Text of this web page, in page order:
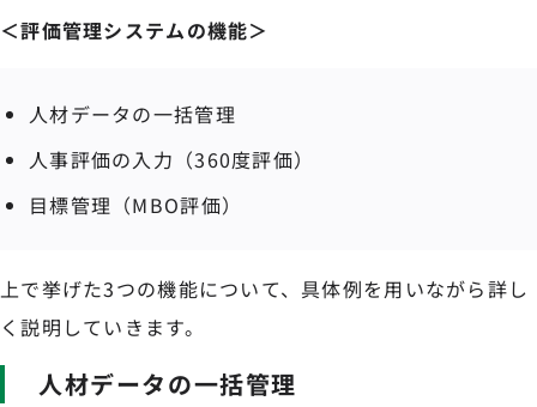
＜評価管理システムの機能＞
人材データの一括管理
人事評価の入力（360度評価）
目標管理（MBO評価）
上で挙げた3つの機能について、具体例を用いながら詳し
く説明していきます。
人材データの一括管理